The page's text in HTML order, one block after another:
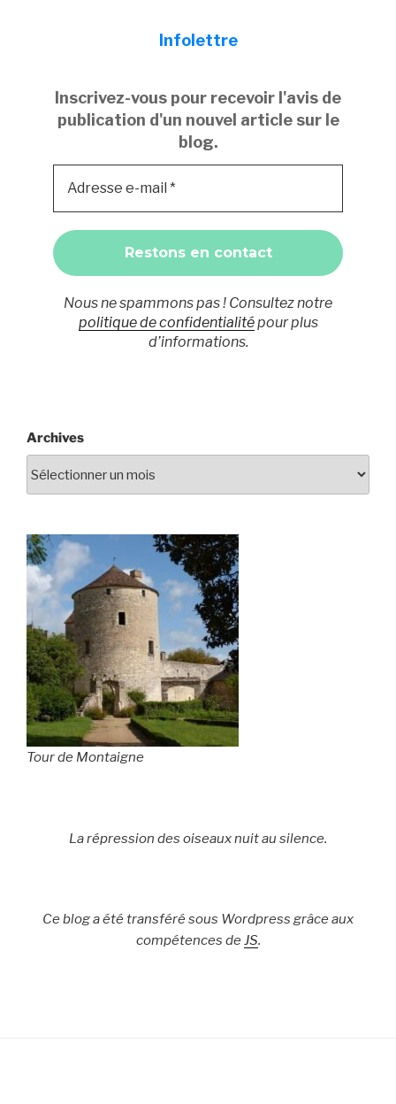
Infolettre
Inscrivez-vous pour recevoir l'avis de
publication d'un nouvel article sur le
blog.
Nous ne spammons pas ! Consultez notre
politique de confidentialitépour plus
d’informations.
Archives
Tour de Montaigne
La répression des oiseaux nuit au silence.
Ce blog a été transféré sous Wordpress grâce aux
compétences de JS.